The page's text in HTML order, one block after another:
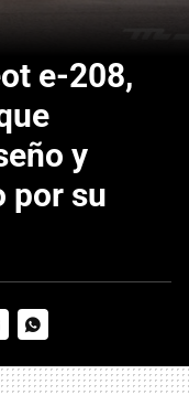
e-208,
y
por su